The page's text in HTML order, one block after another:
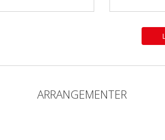
ARRANGEMENTER